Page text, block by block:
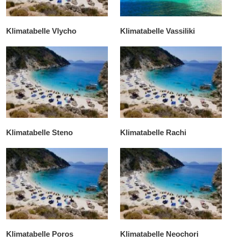
Klimatabelle Vlycho Klimatabelle Vassiliki
Klimatabelle Steno Klimatabelle Rachi
Klimatabelle Poros Klimatabelle Neochori